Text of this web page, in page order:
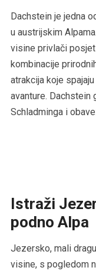
Dachstein je jedna
u austrijskim
visine privlači
kombinacije
atrakcija koje
avanture. Dachstein
Schladminga i
Istraži
podno Alpa
Jezersko, mali
visine, s pogledom